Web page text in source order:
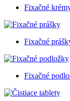
Fixačné
Fixačné
Fixačné